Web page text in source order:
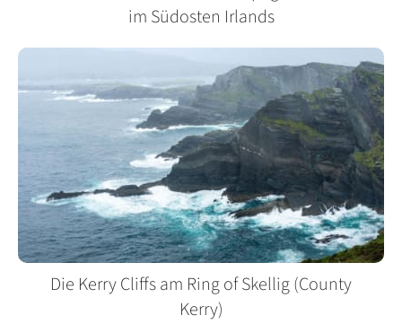
im Südosten Irlands
Die Kerry Cliffs am Ring of Skellig (County
Kerry)